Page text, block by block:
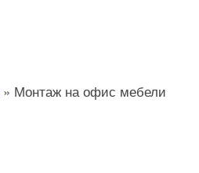
» Монтаж на офис мебели